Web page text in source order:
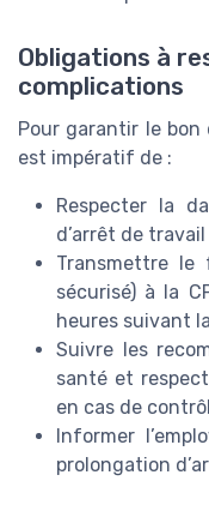
Obligations à
complications
Pour garantir le bon
est impératif de :
Respecter la
d’arrêt de
Transmettre le
sécurisé) à la
heures suivant
Suivre les
santé et
en cas de
Informer
prolongation